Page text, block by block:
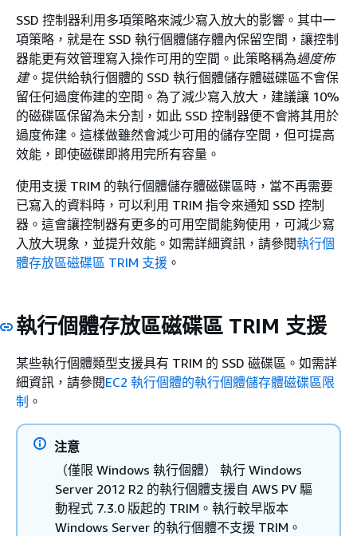
SSD 控制器利用多項策略來減少寫入放大的影響。其中一
項策略，就是在 SSD 執行個體儲存體內保留空間，讓控制
器能更有效管理寫入操作可用的空間。此策略稱為過度佈
建。提供給執行個體的 SSD 執行個體儲存體磁碟區不會保
留任何過度佈建的空間。為了減少寫入放大，建議讓 10%
的磁碟區保留為未分割，如此 SSD 控制器便不會將其用於
過度佈建。這樣做雖然會減少可用的儲存空間，但可提高
效能，即使磁碟即將用完所有容量。
使用支援 TRIM 的執行個體儲存體磁碟區時，當不再需要
已寫入的資料時，可以利用 TRIM 指令來通知 SSD 控制
器。這會讓控制器有更多的可用空間能夠使用，可減少寫
入放大現象，並提升效能。如需詳細資訊，請參閱執行個
體存放區磁碟區 TRIM 支援 。
執行個體存放區磁碟區 TRIM 支援
某些執行個體類型支援具有 TRIM 的 SSD 磁碟區。如需詳
細資訊，請參閱EC2 執行個體的執行個體儲存體磁碟區限
制 。
注意
（僅限 Windows 執行個體） 執行 Windows
Server 2012 R2 的執行個體支援自 AWS PV 驅
動程式 7.3.0 版起的 TRIM。執行較早版本
Windows Server 的執行個體不支援 TRIM。